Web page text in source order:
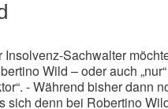
Sachwalter
Wild – oder auch
- Während bisher dann
sich denn bei Robertino